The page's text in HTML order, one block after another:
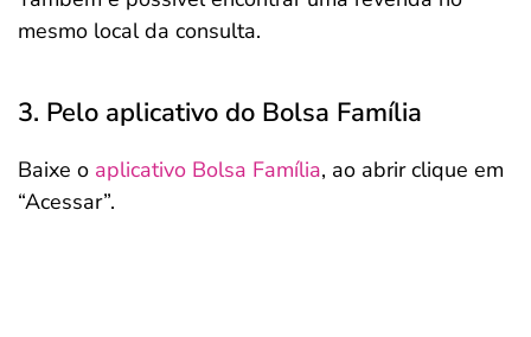
mesmo local da consulta.
3. Pelo aplicativo do Bolsa Família
Baixe o aplicativo Bolsa Família, ao abrir clique em
“Acessar”.